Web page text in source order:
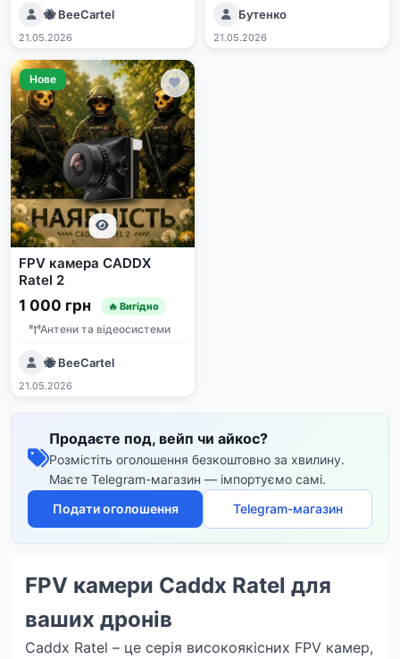
🐝 BeeCartel
21.05.2026
Бутенко
21.05.2026
Нове
FPV камера CADDX
Ratel 2
1 000 грн 🔥 Вигідно
Антени та відеосистеми
🐝 BeeCartel
21.05.2026
Продаєте под, вейп чи айкос?
Розмістіть оголошення безкоштовно за хвилину.
Маєте Telegram-магазин — імпортуємо самі.
Подати оголошення
Telegram-магазин
FPV камери Caddx Ratel для
ваших дронів
Caddx Ratel – це серія високоякісних FPV камер,